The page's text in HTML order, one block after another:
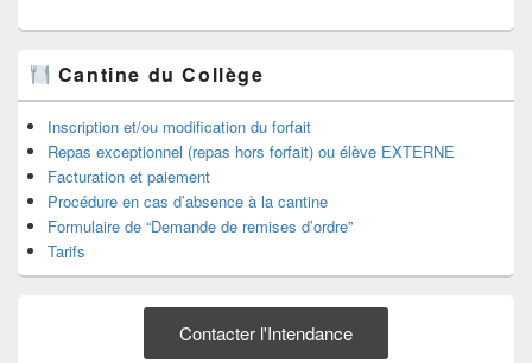
Cantine du Collège
Inscription et/ou modification du forfait
Repas exceptionnel (repas hors forfait) ou élève EXTERNE
Facturation et paiement
Procédure en cas d’absence à la cantine
Formulaire de “Demande de remises d’ordre”
Tarifs
Contacter l'Intendance